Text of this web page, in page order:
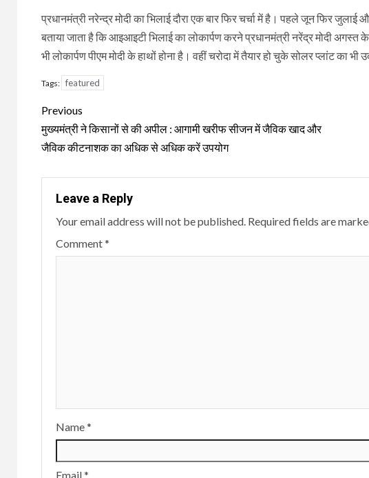
प्रधानमंत्री नरेन्द्र मोदी का भिलाई दौरा एक बार फिर चर्चा में है। पहले जून फिर
बताया जाता है कि आइआइटी भिलाई का लोकार्पण करने प्रधानमंत्री नरेंद्र मोदी
भी लोकार्पण पीएम मोदी के हाथों होना है। वहीं चरोदा में तैयार हो चुके सोलर प्लांट का भी
Tags: featured
Continue
Reading
Previous
मुख्यमंत्री ने किसानों से की अपील : आगामी खरीफ सीजन में जैविक खाद और
जैविक कीटनाशक का अधिक से अधिक करें उपयोग
Leave a Reply
Your email address will not be published. Required fields are
Comment*
Name*
Email*